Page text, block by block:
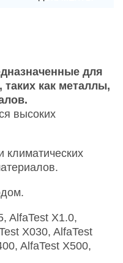
для
как металлы,
высоких
климатических
AlfaTest X1.0,
X030, AlfaTest
AlfaTest X500,